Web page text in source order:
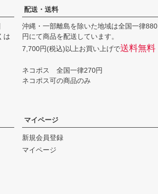
は
配送・送料
沖縄・一部離島を除いた地域は全国一律880
円にて商品を配送しています。
7,700円(税込)以上お買い上げで送料無料
ネコポス 全国一律270円
ネコポス可の商品のみ
マイページ
新規会員登録
マイページ